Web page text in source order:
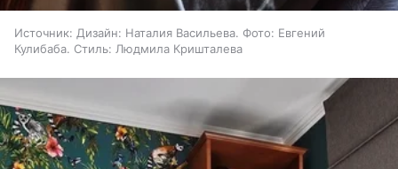
Источник: Дизайн: Наталия Васильева. Фото: Евгений
Кулибаба. Стиль: Людмила Кришталева